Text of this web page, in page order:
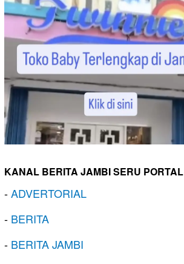
KANAL BERITA JAMBI SERU PORTAL
-ADVERTORIAL
- BERITA
- BERITA JAMBI